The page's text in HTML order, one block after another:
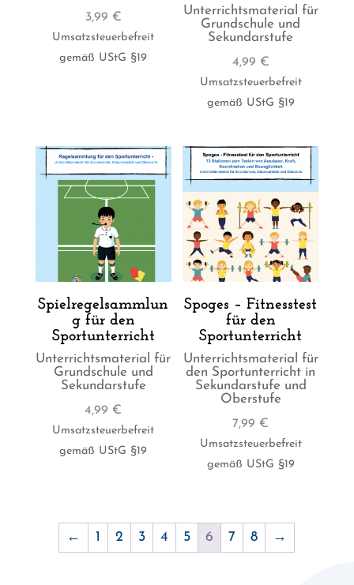
3,99 €
Umsatzsteuerbefreit
gemäß UStG §19
Unterrichtsmaterial für
Grundschule und
Sekundarstufe
4,99 €
Umsatzsteuerbefreit
gemäß UStG §19
Spielregelsammlun
g für den
Sportunterricht
Unterrichtsmaterial für
Grundschule und
Sekundarstufe
4,99 €
Umsatzsteuerbefreit
gemäß UStG §19
Spoges – Fitnesstest
für den
Sportunterricht
Unterrichtsmaterial für
den Sportunterricht in
Sekundarstufe und
Oberstufe
7,99 €
Umsatzsteuerbefreit
gemäß UStG §19
← 1 2 3 4 5 6 7 8 →